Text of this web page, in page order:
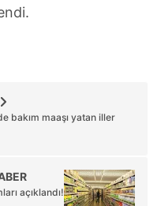
bakım maaşı yatan iller
açıklandı!